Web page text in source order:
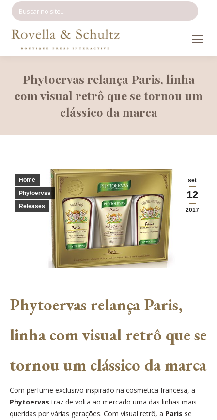
Phytoervas relança Paris, linha
com visual retrô que se tornou um
clássico da marca
set
12
2017
Home
Phytoervas
Releases
Phytoervas relança Paris,
linha com visual retrô que se
tornou um clássico da marca
Com perfume exclusivo inspirado na cosmética francesa, a
Phytoervastraz de volta ao mercado uma das linhas mais
queridas por várias gerações. Com visual retrô, a Paris se